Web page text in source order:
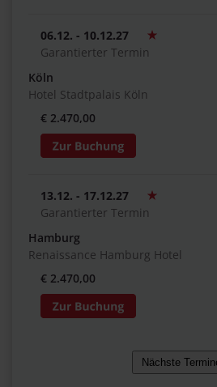
06.12. - 10.12.27
Garantierter Termin
Köln
Hotel Stadtpalais Köln
€ 2.470,00
13.12. - 17.12.27
Garantierter Termin
Hamburg
Renaissance Hamburg Hotel
€ 2.470,00